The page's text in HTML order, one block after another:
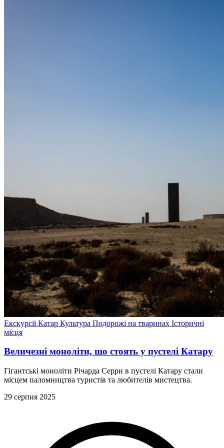
ЕкскурсіїКатар Культура Подорожі на тваринах Історичні
місця
Величезні моноліти, що стоять у пустелі Катару
Гігантські моноліти Річарда Серри в пустелі Катару стали
місцем паломництва туристів та любителів мистецтва.
29 серпня 2025